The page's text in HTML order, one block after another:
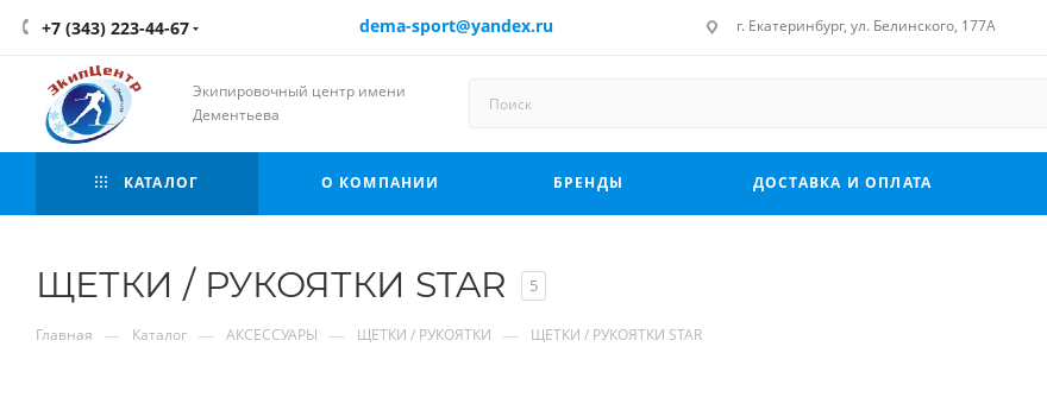
+7 (343) 223-44-67 dema-sport@yandex.ru г. Екатеринбург, ул. Белинского, 177А
Экипировочный центр имени
Дементьева
КАТАЛОГ О КОМПАНИИ БРЕНДЫ ДОСТАВКА И ОПЛАТА
ЩЕТКИ / РУКОЯТКИ STAR 5
Главная — Каталог — АКСЕССУАРЫ — ЩЕТКИ / РУКОЯТКИ — ЩЕТКИ / РУКОЯТКИ STAR